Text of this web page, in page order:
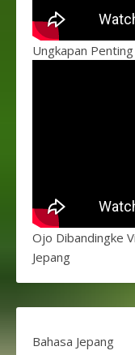
Ungkapan
Ojo Dibandingke
Jepang
Bahasa Jepang